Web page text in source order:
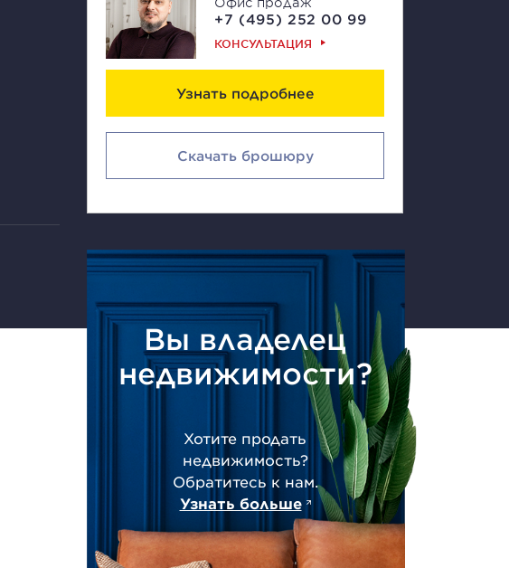
+7 (495) 252 00 99
КОНСУЛЬТАЦИЯ
Узнать подробнее
Скачать брошюру
Вы владелец
недвижимости?
Хотите продать
недвижимость?
Обратитесь к нам.
Узнать больше